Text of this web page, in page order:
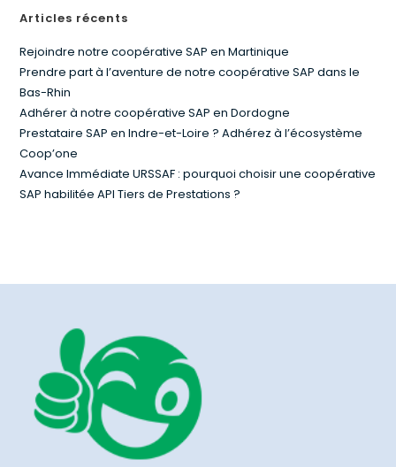
Articles récents
Rejoindre notre coopérative SAP en Martinique
Prendre part à l’aventure de notre coopérative SAP dans le
Bas-Rhin
Adhérer à notre coopérative SAP en Dordogne
Prestataire SAP en Indre-et-Loire ? Adhérez à l’écosystème
Coop’one
Avance Immédiate URSSAF : pourquoi choisir une coopérative
SAP habilitée API Tiers de Prestations ?